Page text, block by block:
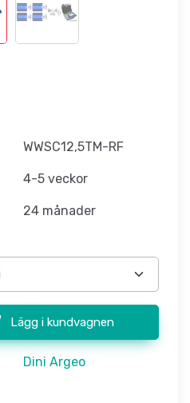
WWSC12,5TM-RF
4-5 veckor
24 månader
Lägg i kundvagnen
Dini Argeo